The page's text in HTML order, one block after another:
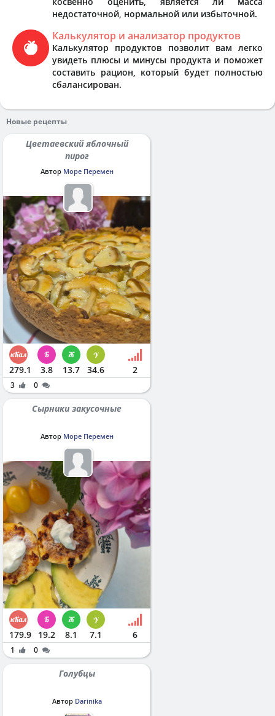
недостаточной, нормальной или избыточной.
Калькулятор и анализатор продуктов
Калькулятор продуктов позволит вам легко
увидеть плюсы и минусы продукта и поможет
составить рацион, который будет полностью
сбалансирован.
Новые рецепты
Цветаевский яблочный
пирог
Автор Море Перемен
279.1 3.8 13.7 34.6 2
3 0
Сырники закусочные
Автор Море Перемен
179.9 19.2 8.1 7.1 6
1 0
Голубцы
Автор Darinika